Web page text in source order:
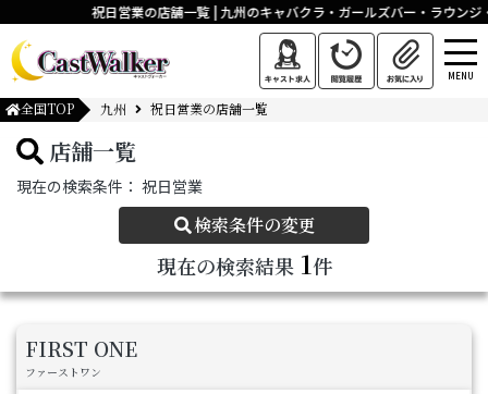
祝日営業の店舗一覧 | 九州のキャバクラ・ガールズバー・ラウン
MENU
全国TOP 九州 祝日営業の店舗一覧
店舗一覧
現在の検索条件： 祝日営業
検索条件の変更
現在の検索結果 1件
FIRST ONE
ファーストワン